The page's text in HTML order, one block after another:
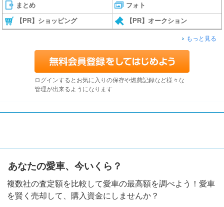
まとめ フォト
【PR】ショッピング 【PR】オークション
もっと見る
ログインするとお気に入りの保存や燃費記録など様々な
管理が出来るようになります
あなたの愛車、今いくら？
複数社の査定額を比較して愛車の最高額を調べよう！愛車
を賢く売却して、購入資金にしませんか？